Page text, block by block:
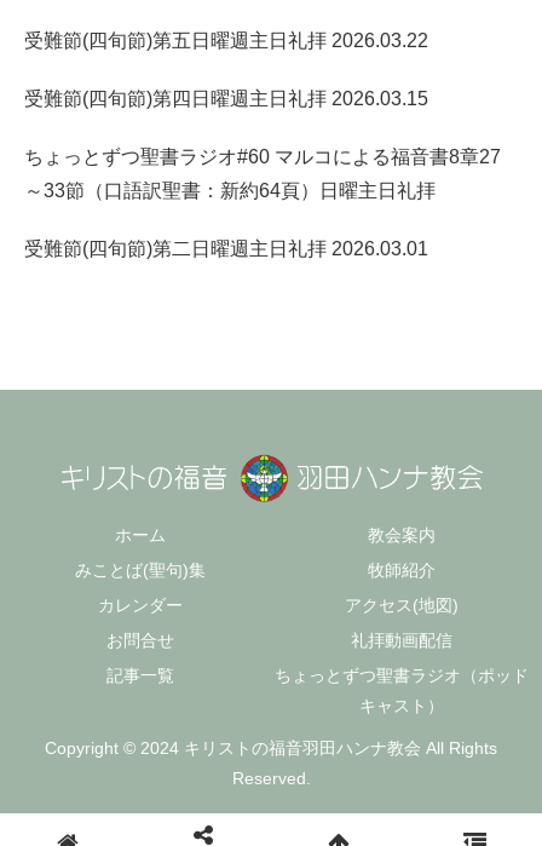
受難節(四旬節)第五日曜週主日礼拝 2026.03.22
受難節(四旬節)第四日曜週主日礼拝 2026.03.15
ちょっとずつ聖書ラジオ#60 マルコによる福音書8章27
～33節（口語訳聖書：新約64頁）日曜主日礼拝
受難節(四旬節)第二日曜週主日礼拝 2026.03.01
ホーム
教会案内
みことば(聖句)集
牧師紹介
カレンダー
アクセス(地図)
お問合せ
礼拝動画配信
記事一覧
ちょっとずつ聖書ラジオ（ポッド
キャスト）
Copyright © 2024 キリストの福音羽田ハンナ教会 All Rights
Reserved.